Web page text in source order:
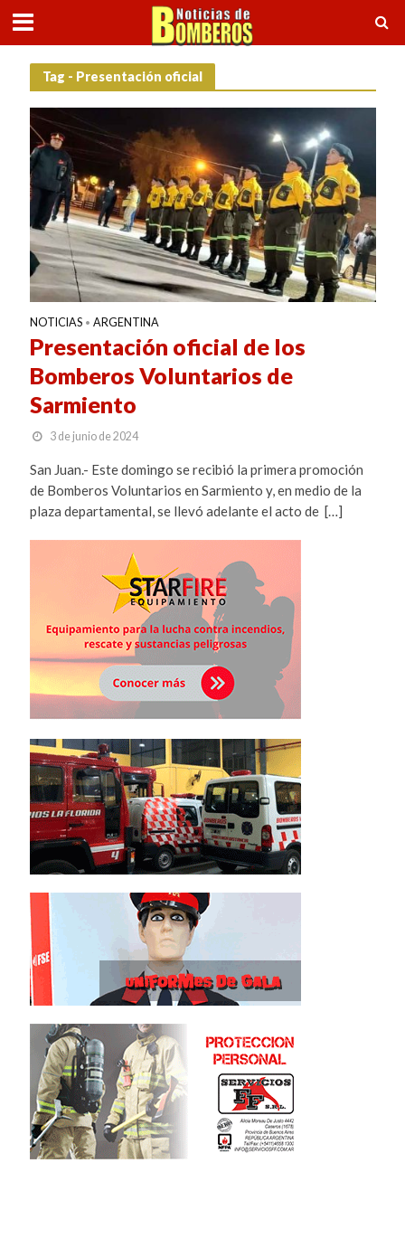
Tag - Presentación oficial
NOTICIAS • ARGENTINA
Presentación oficial de los
Bomberos Voluntarios de
Sarmiento
3 de junio de 2024
San Juan.- Este domingo se recibió la primera promoción
de Bomberos Voluntarios en Sarmiento y, en medio de la
plaza departamental, se llevó adelante el acto de […]